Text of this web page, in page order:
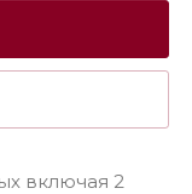
включая 2